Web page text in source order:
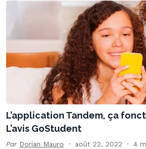
L’application Tandem, ça
L’avis GoStudent
Par Dorian Mauro août 22, 2022 4